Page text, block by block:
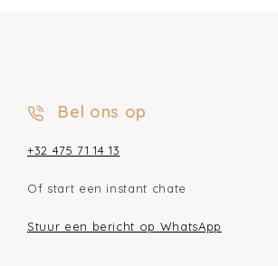
Bel ons op
+32 475 71 14 13
Of start een instant chate
Stuur een bericht op WhatsApp